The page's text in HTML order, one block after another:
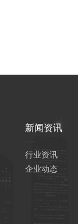
新闻资讯
行业资讯
企业动态